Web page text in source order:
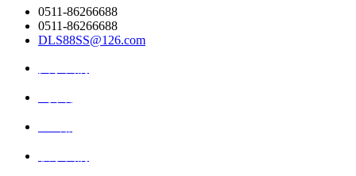
0511-86266688
0511-86266688
DLS88SS@126.com